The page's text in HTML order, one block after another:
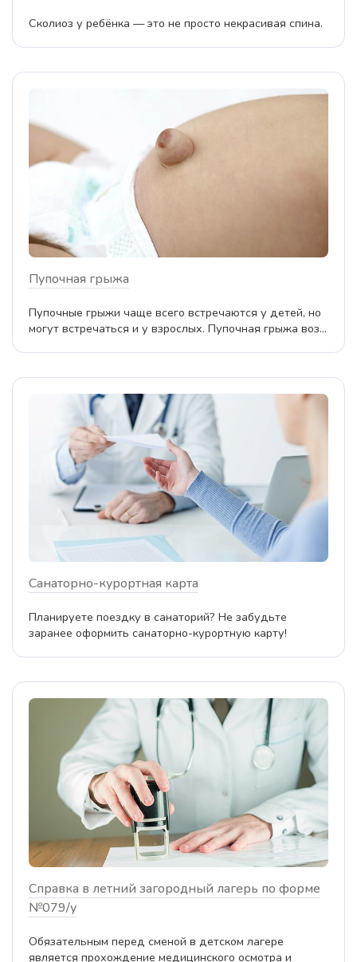
Сколиоз у ребёнка — это не просто некрасивая спина.
Пупочная грыжа
Пупочные грыжи чаще всего встречаются у детей, но
могут встречаться и у взрослых. Пупочная грыжа воз...
Санаторно-курортная карта
Планируете поездку в санаторий? Не забудьте
заранее оформить санаторно-курортную карту!
Справка в летний загородный лагерь по форме
№079/у
Обязательным перед сменой в детском лагере
является прохождение медицинского осмотра и